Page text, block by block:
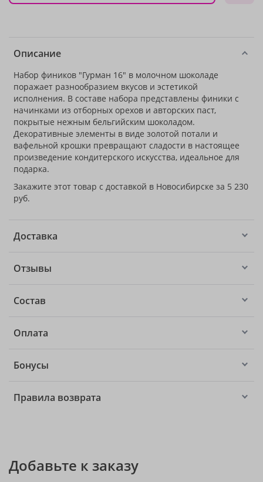
Описание
Набор фиников "Гурман 16" в молочном шоколаде
поражает разнообразием вкусов и эстетикой
исполнения. В составе набора представлены финики с
начинками из отборных орехов и авторских паст,
покрытые нежным бельгийским шоколадом.
Декоративные элементы в виде золотой потали и
вафельной крошки превращают сладости в настоящее
произведение кондитерского искусства, идеальное для
подарка.
Закажите этот товар с доставкой в Новосибирске за 5 230
руб.
Доставка
Отзывы
Состав
Оплата
Бонусы
Правила возврата
Добавьте к заказу